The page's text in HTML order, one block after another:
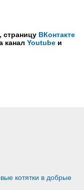
, страницу ВКонтакте
канал Youtube и
котятки в добрые